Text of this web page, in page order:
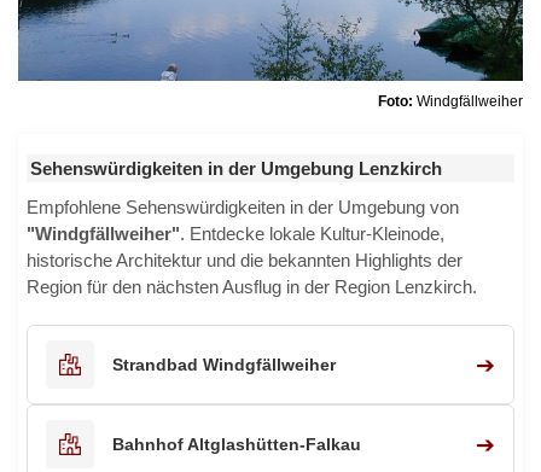
Foto: Windgfällweiher
Sehenswürdigkeiten in der Umgebung Lenzkirch
Empfohlene Sehenswürdigkeiten in der Umgebung von
"Windgfällweiher". Entdecke lokale Kultur-Kleinode,
historische Architektur und die bekannten Highlights der
Region für den nächsten Ausflug in der Region Lenzkirch.
Strandbad Windgfällweiher ➔
Bahnhof Altglashütten-Falkau ➔